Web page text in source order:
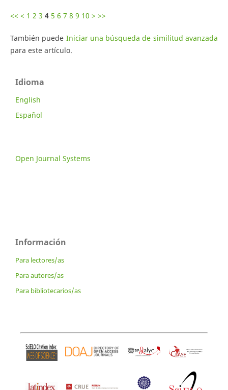
<< < 1 2 3 4 5 6 7 8 9 10 > >>
También puede Iniciar una búsqueda de similitud avanzada
para este artículo.
Idioma
English
Español
Open Journal Systems
Información
Para lectores/as
Para autores/as
Para bibliotecarios/as